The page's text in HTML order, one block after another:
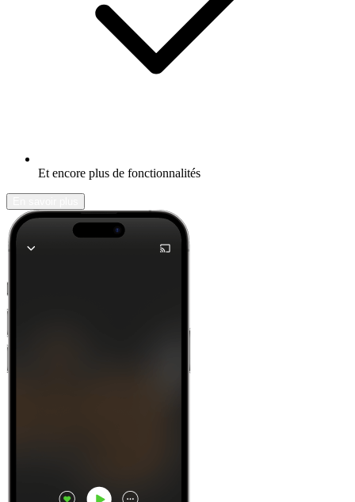
Et encore plus de fonctionnalités